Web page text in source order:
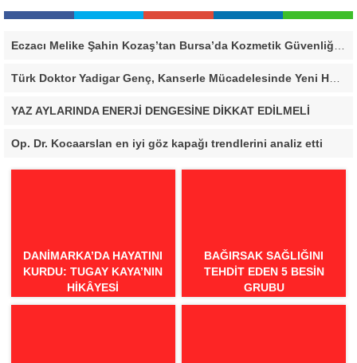
Türk Doktor Yadigar Genç, Kanserle Mücadelesinde Yeni Hedef Kanser Kök Hücreleri
YAZ AYLARINDA ENERJİ DENGESİNE DİKKAT EDİLMELİ
Op. Dr. Kocaarslan en iyi göz kapağı trendlerini analiz etti
DANIMARKA’DA HAYATINI
KURDU: TUGAY KAYA’NIN
HIKÂYESI
BAĞIRSAK SAĞLIĞINI
TEHDIT EDEN 5 BESIN
GRUBU